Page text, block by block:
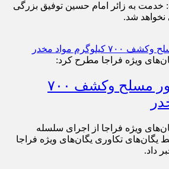
به زائر امام حسین توفیق بزرگی
شد.
ویژه فراجا مطرح کرد:
هلاکت چهار شرور مسلح وکشف ۷۰۰
ویژه فراجا از اجرای سلسله
یگان‌های تکاوری یگان‌های ویژه فراجا